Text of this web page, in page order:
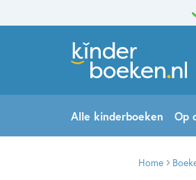
Alle kinderboeken Op
Home